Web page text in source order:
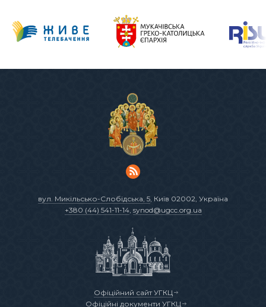
вул. Микільсько-Слобідська, 5 , Київ 02002, Україна
+380 (44) 541-11-14, synod@ugcc.org.ua
Офіційний сайт УГКЦ
Офіційні документи УГКЦ